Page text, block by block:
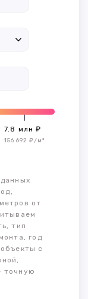
7.8 млн ₽
156 692 ₽/м²
от
тип
год
с
точную